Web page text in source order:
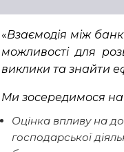
«Взаємодія між
можливості для
виклики та знайти
Ми зосередимося на
Оцінка впливу на
господарської